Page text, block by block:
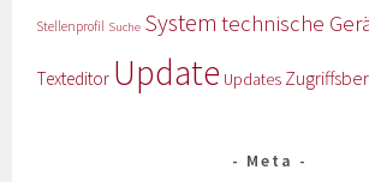
Stellenprofil Suche System technische
Texteditor Update Updates
Meta